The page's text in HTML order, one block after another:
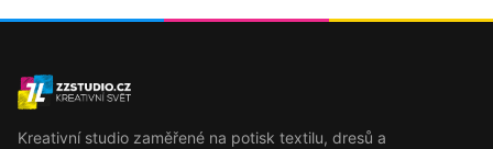
Kreativní studio zaměřené na potisk textilu, dresů a